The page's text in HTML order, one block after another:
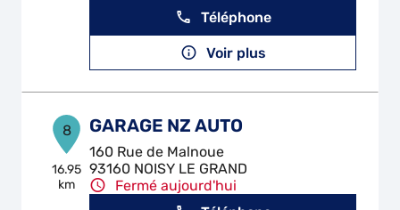
Téléphone
Voir plus
8
16.95
km
GARAGE NZ AUTO
160 Rue de Malnoue
93160 NOISY LE GRAND
Fermé aujourd'hui